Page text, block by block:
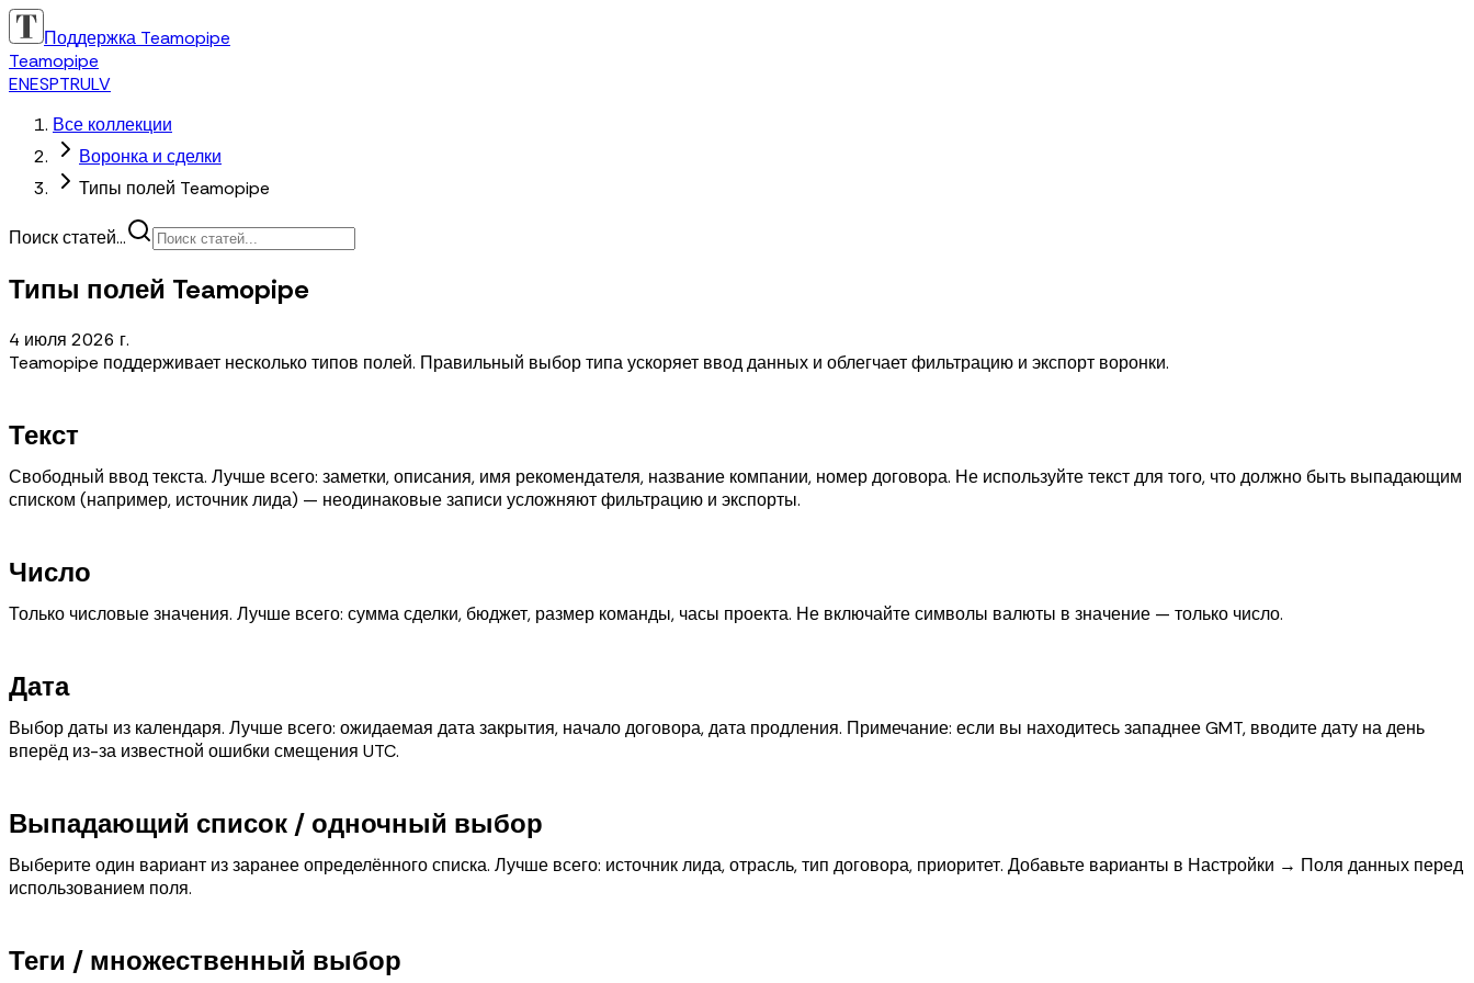
Поддержка Teamopipe
Teamopipe
ENESPTRULV
Все коллекции
Воронка и сделки
Типы полей Teamopipe
Поиск статей...
Типы полей Teamopipe
4 июля 2026 г.
Teamopipe поддерживает несколько типов полей. Правильный выбор типа ускоряет ввод данных и облегчает фильтрацию и экспорт воронки.
Текст
Свободный ввод текста. Лучше всего: заметки, описания, имя рекомендателя, название компании, номер договора. Не используйте текст для того, что должно быть выпадающим
списком (например, источник лида) — неодинаковые записи усложняют фильтрацию и экспорты.
Число
Только числовые значения. Лучше всего: сумма сделки, бюджет, размер команды, часы проекта. Не включайте символы валюты в значение — только число.
Дата
Выбор даты из календаря. Лучше всего: ожидаемая дата закрытия, начало договора, дата продления. Примечание: если вы находитесь западнее GMT, вводите дату на день
вперёд из-за известной ошибки смещения UTC.
Выпадающий список / одночный выбор
Выберите один вариант из заранее определённого списка. Лучше всего: источник лида, отрасль, тип договора, приоритет. Добавьте варианты в Настройки → Поля данных перед
использованием поля.
Теги / множественный выбор